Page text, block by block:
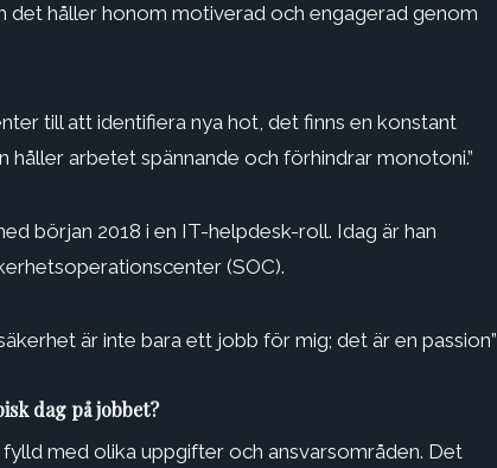
håller honom motiverad och engagerad genom
till att identifiera nya hot, det finns en konstant
håller arbetet spännande och förhindrar monotoni.”
början 2018 i en IT-helpdesk-roll. Idag är han
(SOC).
är inte bara ett jobb för mig; det är en passion”
dag på jobbet?
med olika uppgifter och ansvarsområden. Det